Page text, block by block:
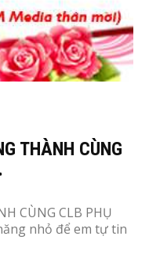
THÀNH CÙNG
CÙNG CLB PHỤ
nhỏ để em tự tin